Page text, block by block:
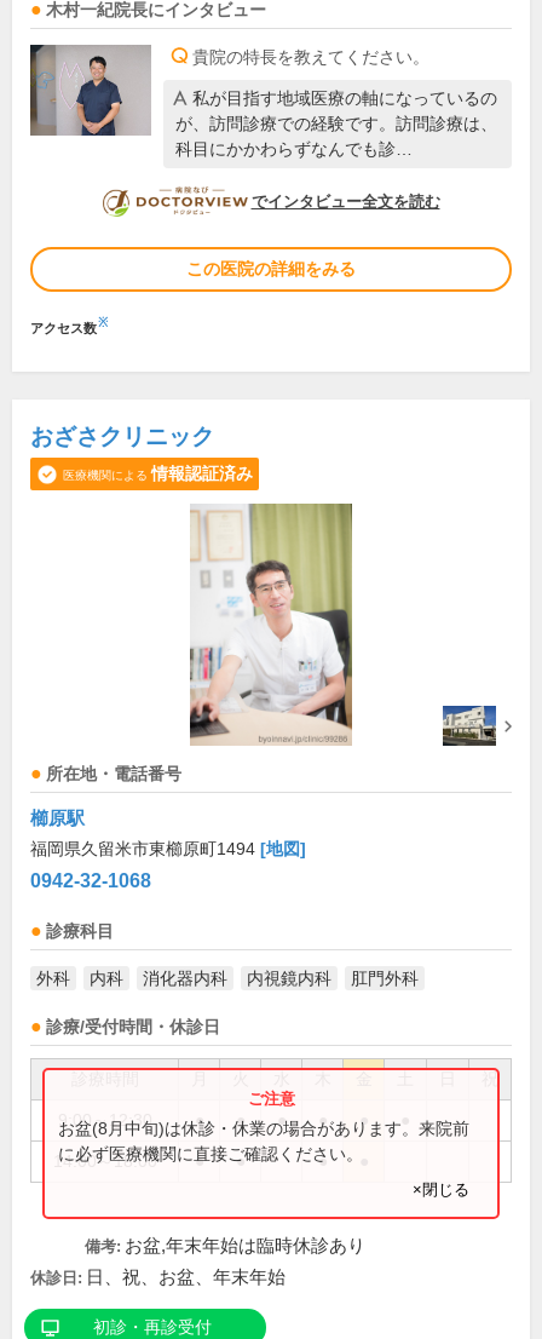
木村一紀院長にインタビュー
貴院の特長を教えてください。
私が目指す地域医療の軸になっているの
が、訪問診療での経験です。訪問診療は、
科目にかかわらずなんでも診…
DOCTORVIEW
でインタビュー全文を読む
この医院の詳細をみる
アクセス数※
おざさクリニック
医療機関による 情報認証済み
所在地・電話番号
櫛原駅
福岡県久留米市東櫛原町1494 [地図]
0942-32-1068
診療科目
外科 内科 消化器内科 内視鏡内科 肛門外科
診療/受付時間・休診日
祝
9:00～12:30 ● ● ● ● ●
14:00～18:00 ● ● ●
お盆(8月中旬)は休診・休業の場合があります。来院前
に必ず医療機関に直接ご確認ください。
×閉じる
備考: お盆,年末年始は臨時休診あり
休診日: 日、祝、お盆、年末年始
初診・再診受付